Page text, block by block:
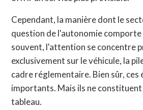
Cependant, la manière dont le
question de l'autonomie
souvent, l'attention se concentre
exclusivement sur le véhicule, la
cadre réglementaire. Bien sûr, ces
importants. Mais ils ne
tableau.